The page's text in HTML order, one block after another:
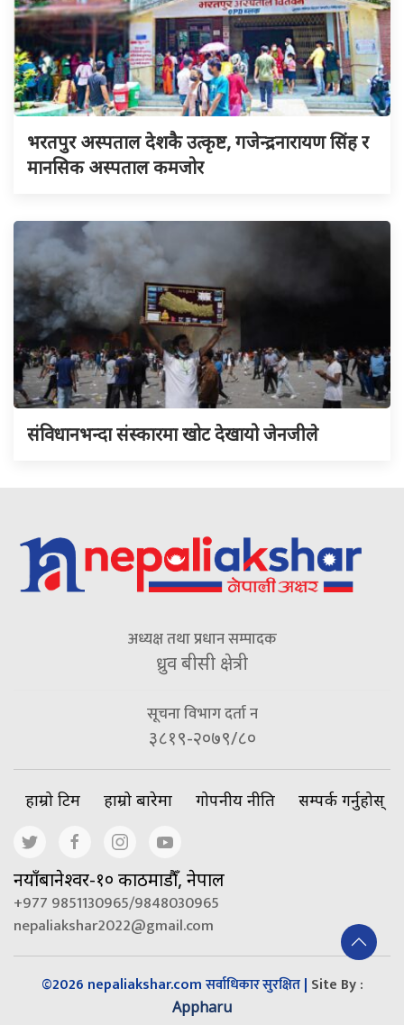
भरतपुर अस्पताल देशकै उत्कृष्ट, गजेन्द्रनारायण सिंह र
मानसिक अस्पताल कमजोर
संविधानभन्दा संस्कारमा खोट देखायो जेनजीले
अध्यक्ष तथा प्रधान सम्पादक
ध्रुव बीसी क्षेत्री
सूचना विभाग दर्ता न
३८१९-२०७९/८०
हाम्रो टिम हाम्रो बारेमा गोपनीय नीति सम्पर्क गर्नुहोस्
नयाँबानेश्वर-१० काठमाडौँ, नेपाल
+977 9851130965/9848030965
nepaliakshar2022@gmail.com
©2026 nepaliakshar.com सर्वाधिकार सुरक्षित| Site By :
Appharu